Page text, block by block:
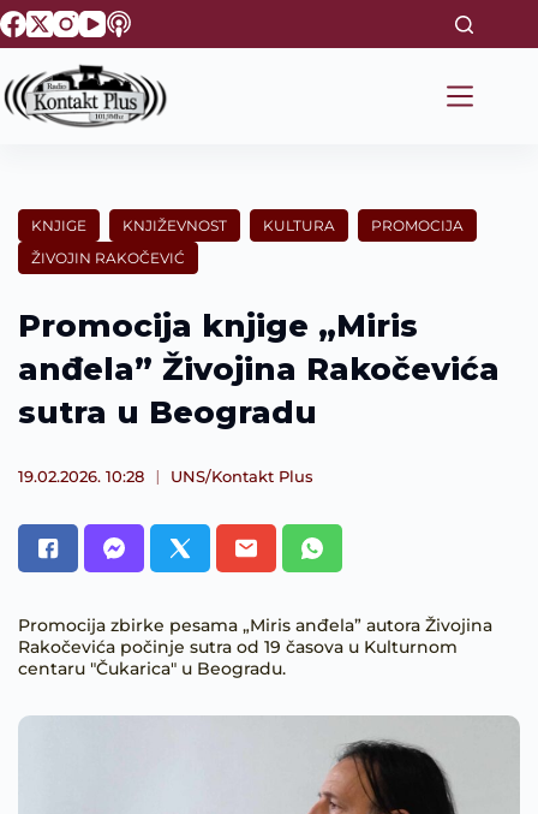
S
k
p
t
n
KNJIGE KNJIŽEVNOST KULTURA
PROMOCIJA
ŽIVOJIN RAKOČEVIĆ
Promocija knjige „Miris
anđela” Živojina Rakočevića
sutra u Beogradu
19.02.2026. 10:28 UNS/Kontakt Plus
Promocija zbirke pesama „Miris anđela” autora Živojina
Rakočevića počinje sutra od 19 časova u Kulturnom
centaru "Čukarica" u Beogradu.